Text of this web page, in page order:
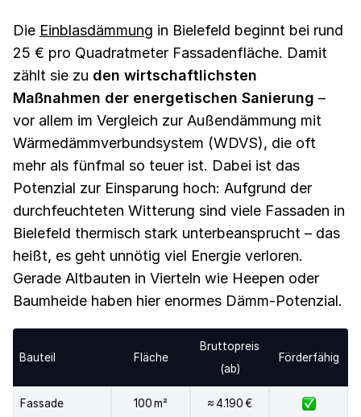
Die Einblasdämmung in Bielefeld beginnt bei rund
25 € pro Quadratmeter Fassadenfläche. Damit
zählt sie zu den wirtschaftlichsten
Maßnahmen der energetischen Sanierung –
vor allem im Vergleich zur Außendämmung mit
Wärmedämmverbundsystem (WDVS), die oft
mehr als fünfmal so teuer ist. Dabei ist das
Potenzial zur Einsparung hoch: Aufgrund der
durchfeuchteten Witterung sind viele Fassaden in
Bielefeld thermisch stark unterbeansprucht – das
heißt, es geht unnötig viel Energie verloren.
Gerade Altbauten in Vierteln wie Heepen oder
Baumheide haben hier enormes Dämm-Potenzial.
Bauteil Fläche
Bruttopreis
(ab)
Förderfähig
Fassade 100 m² ≈ 4.190 €